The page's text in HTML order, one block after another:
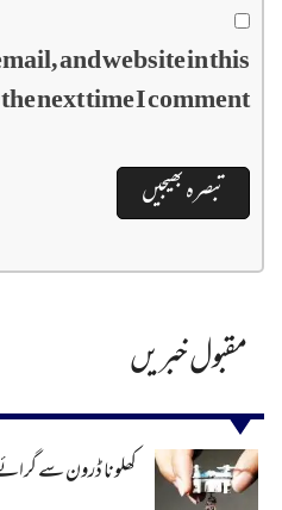
and website in this
next time I comment.
مقبول خبریں
کھلونا ڈرون سے